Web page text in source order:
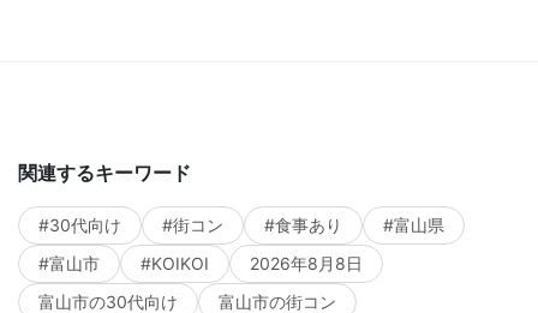
関連するキーワード
#30代向け #街コン #食事あり
#富山県
#富山市
#KOIKOI
2026年8月8日
富山市の30代向け
富山市の街コン